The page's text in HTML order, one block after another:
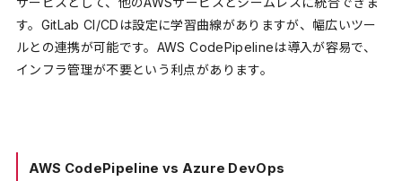
す。GitLab CI/CDは設定に学習曲線がありますが、幅広いツー
ルとの連携が可能です。AWS CodePipelineは導入が容易で、
インフラ管理が不要という利点があります。
AWS CodePipeline vs Azure DevOps